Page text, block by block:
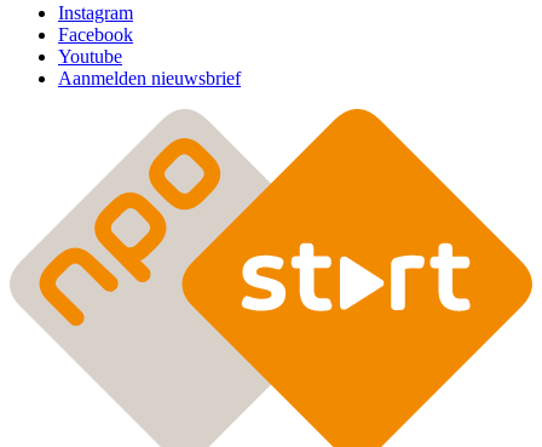
Instagram
Facebook
Youtube
Aanmelden nieuwsbrief